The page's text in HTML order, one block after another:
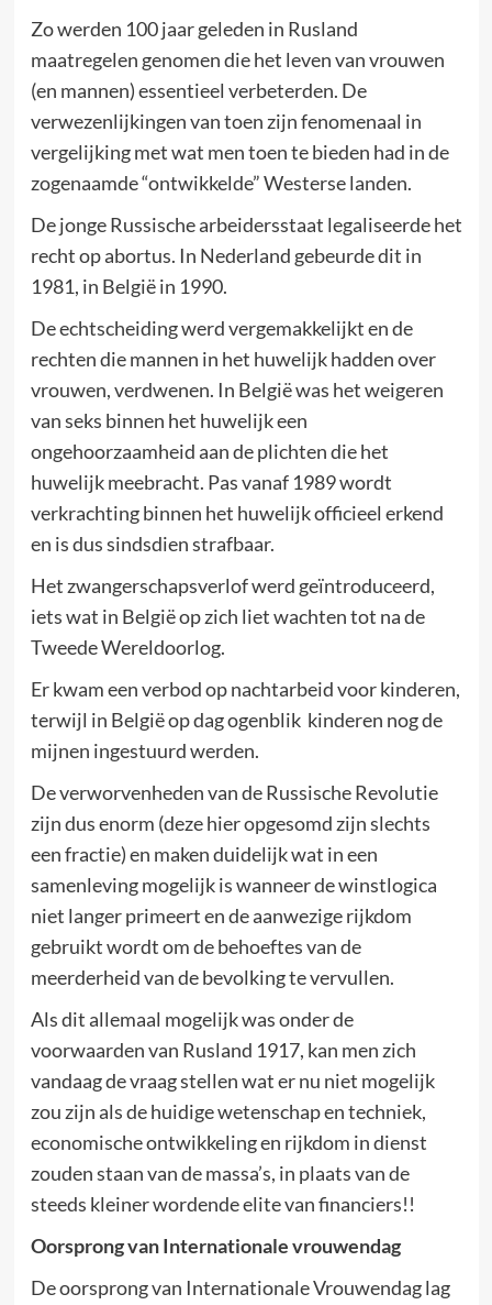
Zo werden 100 jaar geleden in Rusland
maatregelen genomen die het leven van vrouwen
(en mannen) essentieel verbeterden. De
verwezenlijkingen van toen zijn fenomenaal in
vergelijking met wat men toen te bieden had in de
zogenaamde “ontwikkelde” Westerse landen.
De jonge Russische arbeidersstaat legaliseerde het
recht op abortus. In Nederland gebeurde dit in
1981, in België in 1990.
De echtscheiding werd vergemakkelijkt en de
rechten die mannen in het huwelijk hadden over
vrouwen, verdwenen. In België was het weigeren
van seks binnen het huwelijk een
ongehoorzaamheid aan de plichten die het
huwelijk meebracht. Pas vanaf 1989 wordt
verkrachting binnen het huwelijk officieel erkend
en is dus sindsdien strafbaar.
Het zwangerschapsverlof werd geïntroduceerd,
iets wat in België op zich liet wachten tot na de
Tweede Wereldoorlog.
Er kwam een verbod op nachtarbeid voor kinderen,
terwijl in België op dag ogenblik kinderen nog de
mijnen ingestuurd werden.
De verworvenheden van de Russische Revolutie
zijn dus enorm (deze hier opgesomd zijn slechts
een fractie) en maken duidelijk wat in een
samenleving mogelijk is wanneer de winstlogica
niet langer primeert en de aanwezige rijkdom
gebruikt wordt om de behoeftes van de
meerderheid van de bevolking te vervullen.
Als dit allemaal mogelijk was onder de
voorwaarden van Rusland 1917, kan men zich
vandaag de vraag stellen wat er nu niet mogelijk
zou zijn als de huidige wetenschap en techniek,
economische ontwikkeling en rijkdom in dienst
zouden staan van de massa’s, in plaats van de
steeds kleiner wordende elite van financiers!!
Oorsprong van Internationale vrouwendag
De oorsprong van Internationale Vrouwendag lag